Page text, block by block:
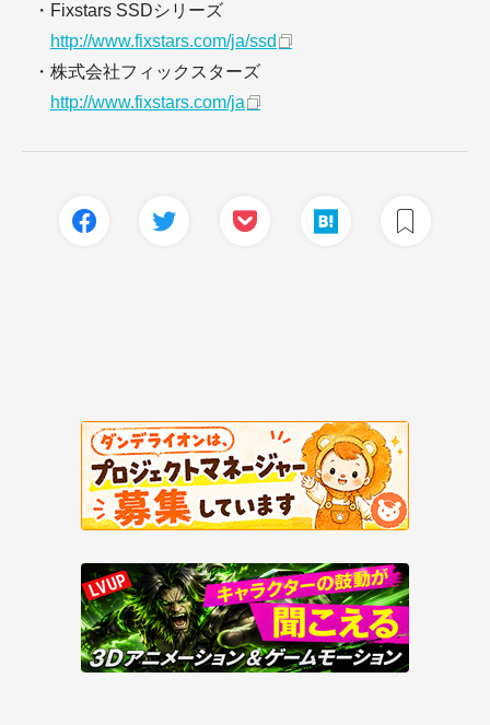
・Fixstars SSDシリーズ
http://www.fixstars.com/ja/ssd
・株式会社フィックスターズ
http://www.fixstars.com/ja